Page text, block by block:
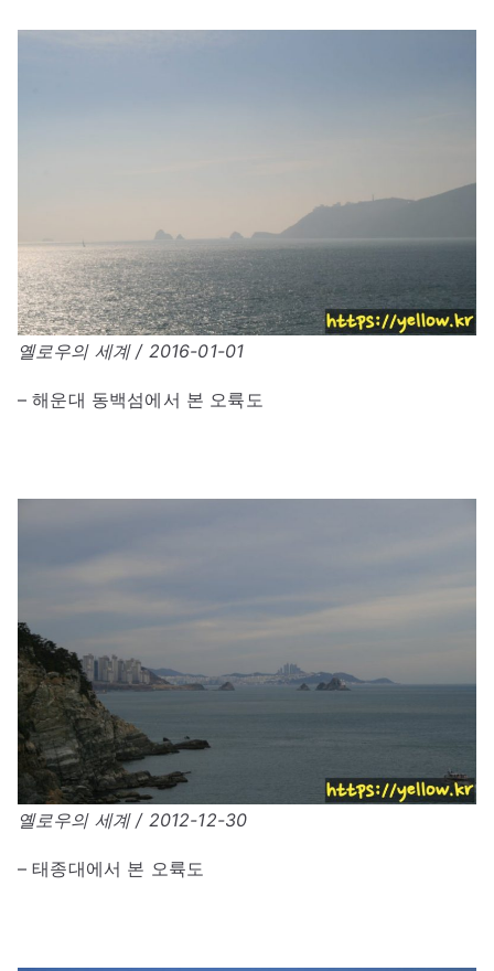
옐로우의 세계 / 2016-01-01
– 해운대 동백섬에서 본 오륙도
옐로우의 세계 / 2012-12-30
– 태종대에서 본 오륙도